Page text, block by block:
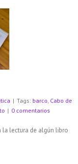
| Tags: barco, Cabo de
| 0 comentarios
la lectura de algún libro